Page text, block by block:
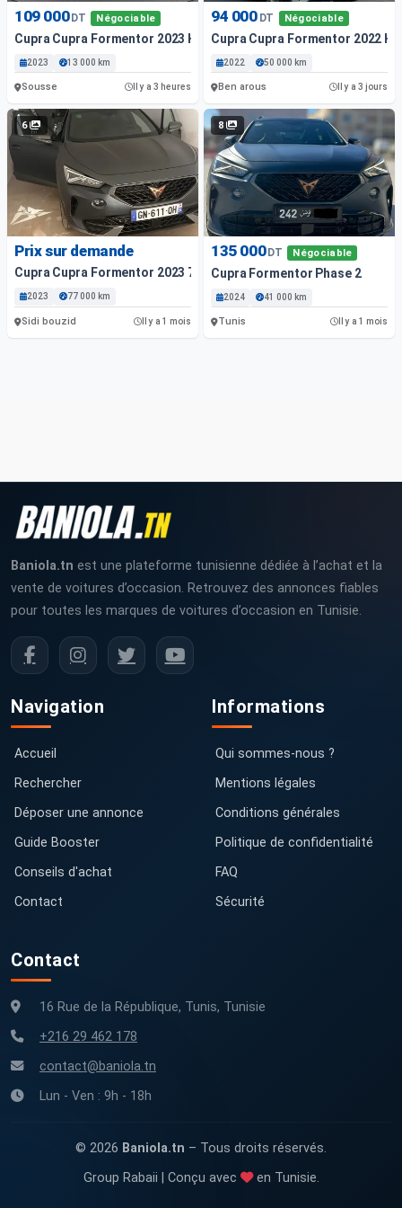
109 000 DT Négociable
Cupra Cupra Formentor 2023 Hybride
2023 13 000 km
Sousse Il y a 3 heures
94 000 DT Négociable
Cupra Cupra Formentor 2022
2022 50 000 km
Ben arous Il y a 3 jours
6
Prix sur demande
Cupra Cupra Formentor 2023 77000 Km
2023 77 000 km
Sidi bouzid Il y a 1 mois
8
135 000 DT Négociable
Cupra Formentor Phase 2
2024 41 000 km
Tunis Il y a 1 mois
Baniola.tn est une plateforme tunisienne dédiée à l’achat et la
vente de voitures d’occasion. Retrouvez des annonces fiables
pour toutes les marques de voitures d’occasion en Tunisie.
Navigation
Accueil
Rechercher
Déposer une annonce
Guide Booster
Conseils d'achat
Contact
Informations
Qui sommes-nous ?
Mentions légales
Conditions générales
Politique de confidentialité
FAQ
Sécurité
Contact
16 Rue de la République, Tunis, Tunisie
+216 29 462 178
contact@baniola.tn
Lun - Ven : 9h - 18h
© 2026 Baniola.tn – Tous droits réservés.
Group Rabaii | Conçu avec
en Tunisie.